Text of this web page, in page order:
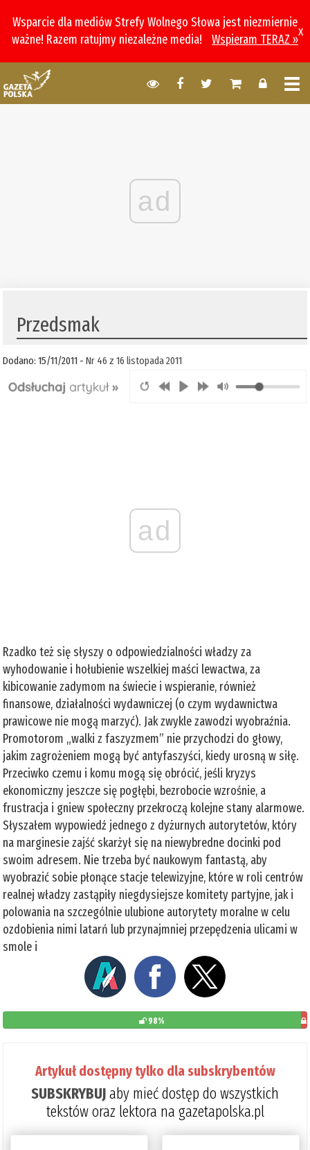
Wsparcie dla mediów Strefy Wolnego Słowa jest niezmiernie
ważne! Razem ratujmy niezależne media!
Wspieram TERAZ »
x
ad
Przedsmak
Dodano: 15/11/2011 -Nr 46 z 16 listopada 2011
ad
Rzadko też się słyszy o odpowiedzialności władzy za
wyhodowanie i hołubienie wszelkiej maści lewactwa, za
kibicowanie zadymom na świecie i wspieranie, również
finansowe, działalności wydawniczej (o czym wydawnictwa
prawicowe nie mogą marzyć). Jak zwykle zawodzi wyobraźnia.
Promotorom „walki z faszyzmem” nie przychodzi do głowy,
jakim zagrożeniem mogą być antyfaszyści, kiedy urosną w siłę.
Przeciwko czemu i komu mogą się obrócić, jeśli kryzys
ekonomiczny jeszcze się pogłębi, bezrobocie wzrośnie, a
frustracja i gniew społeczny przekroczą kolejne stany alarmowe.
Słyszałem wypowiedź jednego z dyżurnych autorytetów, który
na marginesie zajść skarżył się na niewybredne docinki pod
swoim adresem. Nie trzeba być naukowym fantastą, aby
wyobrazić sobie płonące stacje telewizyjne, które w roli centrów
realnej władzy zastąpiły niegdysiejsze komitety partyjne, jak i
polowania na szczególnie ulubione autorytety moralne w celu
ozdobienia nimi latarń lub przynajmniej przepędzenia ulicami w
smole i
98%
Artykuł dostępny tylko dla subskrybentów
SUBSKRYBUJaby mieć dostęp do wszystkich
tekstów oraz lektora na gazetapolska.pl